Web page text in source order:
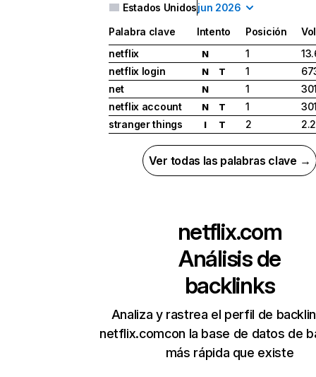
Estados Unidosjun 2026
Palabra clave Intento Posición
netflix
N 1
netflix login
N T 1
net
N 1
netflix account
N T 1
stranger things
I T 2
Ver todas las palabras clave →
netflix.com
Análisis de
backlinks
Analiza y rastrea el perfil de
netflix.comcon la base de datos de
más rápida que existe